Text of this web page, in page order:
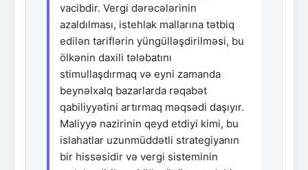
vacibdir. Vergi dərəcələrinin
azaldılması, istehlak mallarına tətbiq
edilən tariflərin yüngülləşdirilməsi, bu
ölkənin daxili tələbatını
stimullaşdırmaq və eyni zamanda
beynəlxalq bazarlarda rəqabət
qabiliyyətini artırmaq məqsədi daşıyır.
Maliyyə nazirinin qeyd etdiyi kimi, bu
islahatlar uzunmüddətli strategiyanın
bir hissəsidir və vergi sisteminin